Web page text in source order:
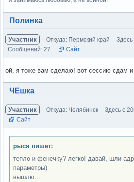
Вне форума
Полинка
Участник Откуда: Пермский край
Сообщений: 27
Сайт
ой, я тоже вам сделаю! вот сессию сдам
Вне форума
ЧЕшка
Участник Откуда: Челябинск Здесь с
Сайт
рыся пишет:
тепло и фенечку? легко! давай, шли
параметры)
вышлю...